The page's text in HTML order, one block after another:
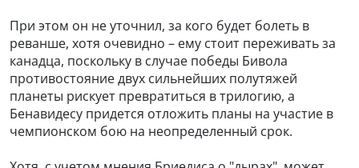
При этом он не уточнил, за кого будет болеть в
реванше, хотя очевидно – ему стоит переживать за
канадца, поскольку в случае победы Бивола
противостояние двух сильнейших полутяжей
планеты рискует превратиться в трилогию, а
Бенавидесу придется отложить планы на участие в
чемпионском бою на неопределенный срок.